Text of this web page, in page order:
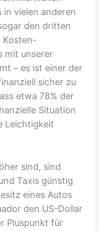
vielen anderen
den dritten
Kosten-
mit unserer
– es ist einer der
sicher zu
etwa 78% der
Situation
Leichtigkeit
sind, sind
Taxis günstig
eines Autos
den US-Dollar
Pluspunkt für